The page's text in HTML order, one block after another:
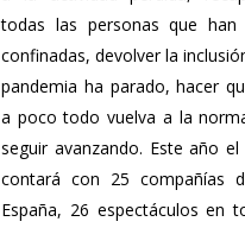
todas las personas que han
confinadas, devolver la
pandemia ha parado, hacer
a poco todo vuelva a la
seguir avanzando. Este año el
contará con 25 compañías
España, 26 espectáculos en